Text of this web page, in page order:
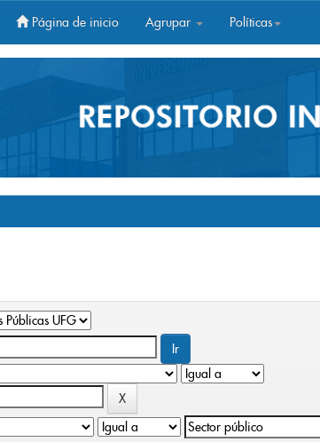
Página de inicio Agrupar Políticas